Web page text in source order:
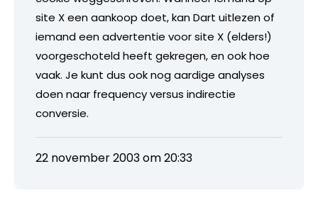
site X een aankoop doet, kan Dart uitlezen of
iemand een advertentie voor site X (elders!)
voorgeschoteld heeft gekregen, en ook hoe
vaak. Je kunt dus ook nog aardige analyses
doen naar frequency versus indirectie
conversie.
22 november 2003 om 20:33